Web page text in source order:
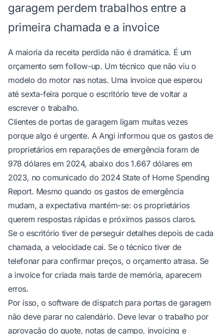
garagem perdem trabalhos entre a
primeira chamada e a invoice
A maioria da receita perdida não é dramática. É um
orçamento sem follow-up. Um técnico que não viu o
modelo do motor nas notas. Uma invoice que esperou
até sexta-feira porque o escritório teve de voltar a
escrever o trabalho.
Clientes de portas de garagem ligam muitas vezes
porque algo é urgente. A Angi informou que os gastos de
proprietários em reparações de emergência foram de
978 dólares em 2024, abaixo dos 1.667 dólares em
2023, nocomunicado do 2024 State of Home Spending
Report. Mesmo quando os gastos de emergência
mudam, a expectativa mantém-se: os proprietários
querem respostas rápidas e próximos passos claros.
Se o escritório tiver de perseguir detalhes depois de cada
chamada, a velocidade cai. Se o técnico tiver de
telefonar para confirmar preços, o orçamento atrasa. Se
a invoice for criada mais tarde de memória, aparecem
erros.
Por isso, o software de dispatch para portas de garagem
não deve parar no calendário. Deve levar o trabalho por
aprovação do quote, notas de campo, invoicing e